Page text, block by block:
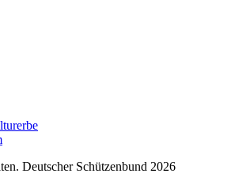
Deutscher Schützenbund 2026